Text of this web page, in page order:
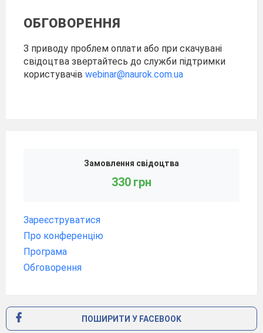
ОБГОВОРЕННЯ
З приводу проблем оплати або при скачувані
свідоцтва звертайтесь до служби підтримки
користувачів webinar@naurok.com.ua
Замовлення свідоцтва
330 грн
Зареєструватися
Про конференцію
Програма
Обговорення
ПОШИРИТИ У FACEBOOK